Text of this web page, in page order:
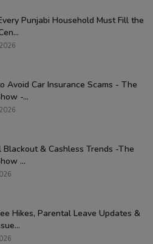
Punjabi Household Must Fill the
Avoid Car Insurance Scams - The
-...
Blackout & Cashless Trends -The
...
Hikes, Parental Leave Updates &